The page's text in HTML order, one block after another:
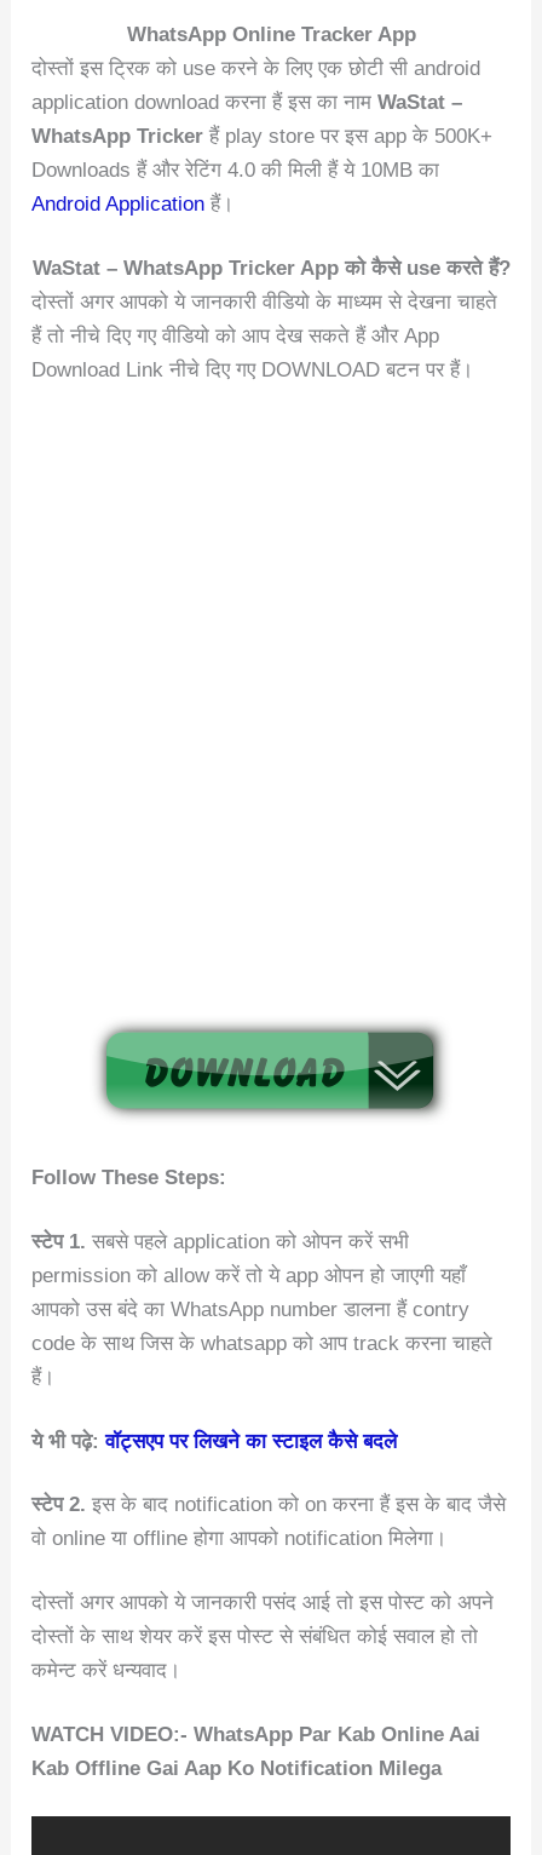
WhatsApp Online Tracker App
दोस्तों इस ट्रिक को use करने के लिए एक छोटी सी android
application download करना हैं इस का नाम WaStat –
WhatsApp Tricker हैं play store पर इस app के 500K+
Downloads हैं और रेटिंग 4.0 की मिली हैं ये 10MB का
Android Application हैं।
WaStat – WhatsApp Tricker App को कैसे use करते हैं?
दोस्तों अगर आपको ये जानकारी वीडियो के माध्यम से देखना चाहते
हैं तो नीचे दिए गए वीडियो को आप देख सकते हैं और App
Download Link नीचे दिए गए DOWNLOAD बटन पर हैं।
Follow These Steps:
स्टेप 1. सबसे पहले application को ओपन करें सभी
permission को allow करें तो ये app ओपन हो जाएगी यहाँ
आपको उस बंदे का WhatsApp number डालना हैं contry
code के साथ जिस के whatsapp को आप track करना चाहते
हैं।
ये भी पढ़े:वॉट्सएप पर लिखने का स्टाइल कैसे बदले
स्टेप 2. इस के बाद notification को on करना हैं इस के बाद जैसे
वो online या offline होगा आपको notification मिलेगा।
दोस्तों अगर आपको ये जानकारी पसंद आई तो इस पोस्ट को अपने
दोस्तों के साथ शेयर करें इस पोस्ट से संबंधित कोई सवाल हो तो
कमेन्ट करें धन्यवाद।
WATCH VIDEO:- WhatsApp Par Kab Online Aai
Kab Offline Gai Aap Ko Notification Milega